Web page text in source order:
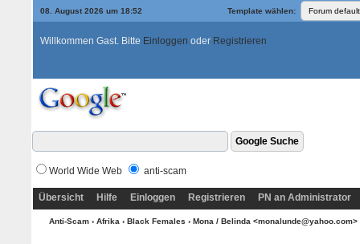
08. August 2026 um 18:52 Template wählen:
Willkommen Gast. Bitte Einloggen oder Registrieren
World Wide Web anti-scam
Übersicht Hilfe Einloggen Registrieren PN an Administrator
Anti-Scam› Afrika › Black Females › Mona / Belinda <monalunde@yahoo.com>